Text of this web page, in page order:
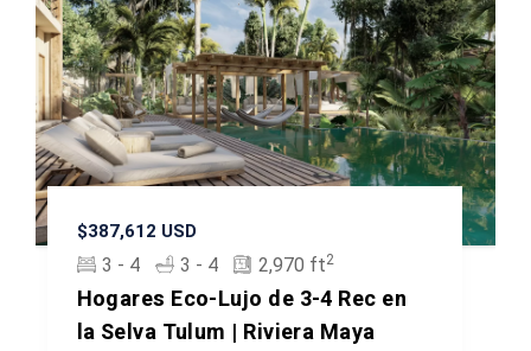
$387,612 USD
3 - 4 3 - 4 2,970 ft2
Hogares Eco-Lujo de 3-4 Rec en
la Selva Tulum | Riviera Maya